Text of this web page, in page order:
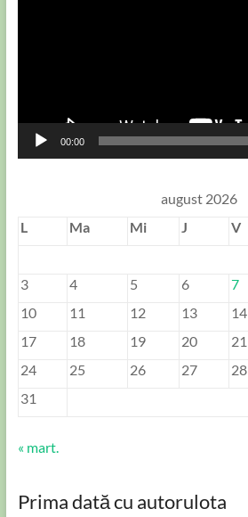
00:00
august 2026
L
Ma Mi J V
3
4 5 6 7
10
11 12 13 14
17
18 19 20 21
24
25 26 27 28
31
« mart.
Prima dată cu autorulota